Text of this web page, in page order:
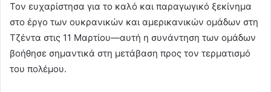
Τον ευχαρίστησα για το καλό και παραγωγικό ξεκίνημα
στο έργο των ουκρανικών και αμερικανικών ομάδων στη
Τζέντα στις 11 Μαρτίου—αυτή η συνάντηση των ομάδων
βοήθησε σημαντικά στη μετάβαση προς τον τερματισμό
του πολέμου.